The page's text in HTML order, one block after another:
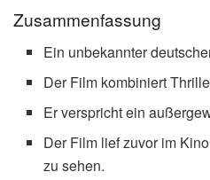
Zusammenfassung
Ein unbekannter
Der Film kombiniert
Er verspricht ein
Der Film lief zuvor im
zu sehen.